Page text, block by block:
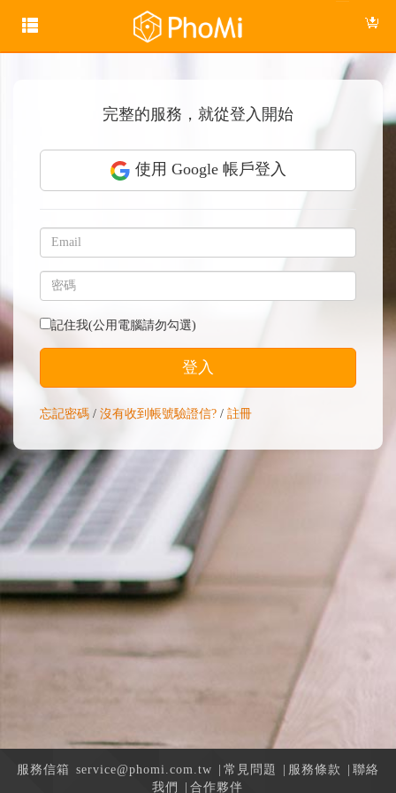
完整的服務，就從登入開始
使用 Google 帳戶登入
記住我(公用電腦請勿勾選)
忘記密碼 / 沒有收到帳號驗證信? / 註冊
服務信箱 service@phomi.com.tw 常見問題 服務條款
聯絡
我們
合作夥伴